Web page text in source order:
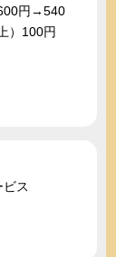
円→540
）100円
ス